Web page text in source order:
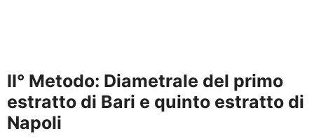
II° Metodo: Diametrale del primo
estratto di Bari e quinto estratto di
Napoli